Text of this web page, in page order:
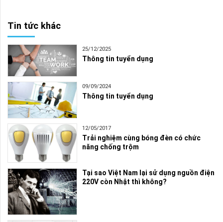
Tin tức khác
25/12/2025
Thông tin tuyển dụng
09/09/2024
Thông tin tuyển dụng
12/05/2017
Trải nghiệm cùng bóng đèn có chức
năng chống trộm
Tại sao Việt Nam lại sử dụng nguồn điện
220V còn Nhật thì không?